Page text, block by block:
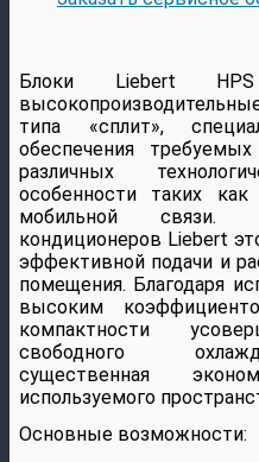
Блоки Liebert
типа «сплит»,
обеспечения
различных
особенности таких
мобильной связи.
кондиционеров Liebert
эффективной подачи и
помещения. Благодаря
высоким
компактности
свободного
существенная
используемого
Основные возможности: